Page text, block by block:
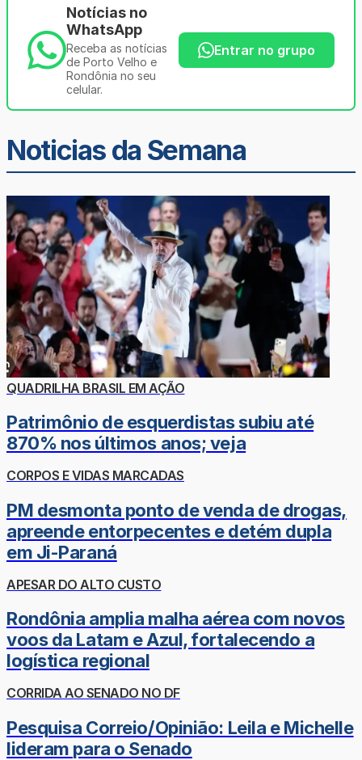
Notícias no
WhatsApp
Receba as notícias
de Porto Velho e
Rondônia no seu
celular.
Entrar no grupo
Noticias da Semana
QUADRILHA BRASIL EM AÇÃO
Patrimônio de esquerdistas subiu até
870% nos últimos anos; veja
CORPOS E VIDAS MARCADAS
PM desmonta ponto de venda de drogas,
apreende entorpecentes e detém dupla
em Ji-Paraná
APESAR DO ALTO CUSTO
Rondônia amplia malha aérea com novos
voos da Latam e Azul, fortalecendo a
logística regional
CORRIDA AO SENADO NO DF
Pesquisa Correio/Opinião: Leila e Michelle
lideram para o Senado